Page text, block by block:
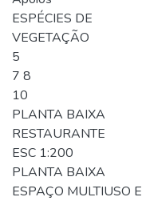
ESPÉCIES DE
VEGETAÇÃO
5
7 8
10
PLANTA BAIXA
RESTAURANTE
ESC 1:200
PLANTA BAIXA
ESPAÇO MULTIUSO E